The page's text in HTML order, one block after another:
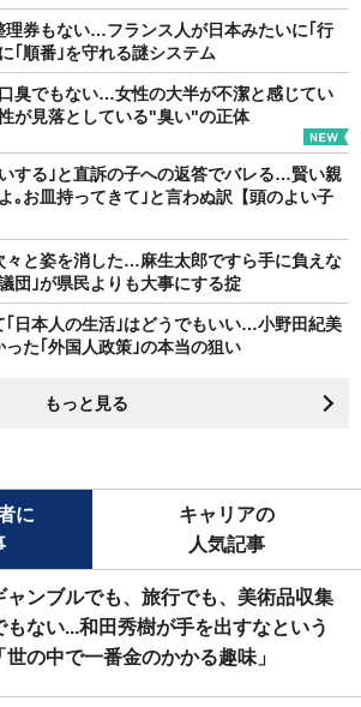
理券もない…フランス人が日本みたいに｢行
｢順番｣を守れる謎システム
臭でもない…女性の大半が不潔と感じてい
が見落としている"臭い"の正体
する｣と直訴の子への返答でバレる…賢い親
｡お皿持ってきて｣と言わぬ訳【頭のよい子
々と姿を消した…麻生太郎ですら手に負えな
団｣が県民よりも大事にする掟
｢日本人の生活｣はどうでもいい…小野田紀美
た｢外国人政策｣の本当の狙い
もっと見る
に
キャリアの
人気記事
ャンブルでも、旅行でも、美術品収集
もない...和田秀樹が手を出すなという
世の中で一番金のかかる趣味」